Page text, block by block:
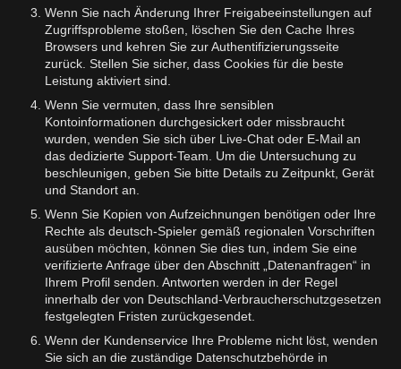
Wenn Sie nach Änderung Ihrer Freigabeeinstellungen auf
Zugriffsprobleme stoßen, löschen Sie den Cache Ihres
Browsers und kehren Sie zur Authentifizierungsseite
zurück. Stellen Sie sicher, dass Cookies für die beste
Leistung aktiviert sind.
Wenn Sie vermuten, dass Ihre sensiblen
Kontoinformationen durchgesickert oder missbraucht
wurden, wenden Sie sich über Live-Chat oder E-Mail an
das dedizierte Support-Team. Um die Untersuchung zu
beschleunigen, geben Sie bitte Details zu Zeitpunkt, Gerät
und Standort an.
Wenn Sie Kopien von Aufzeichnungen benötigen oder Ihre
Rechte als deutsch-Spieler gemäß regionalen Vorschriften
ausüben möchten, können Sie dies tun, indem Sie eine
verifizierte Anfrage über den Abschnitt „Datenanfragen“ in
Ihrem Profil senden. Antworten werden in der Regel
innerhalb der von Deutschland-Verbraucherschutzgesetzen
festgelegten Fristen zurückgesendet.
Wenn der Kundenservice Ihre Probleme nicht löst, wenden
Sie sich an die zuständige Datenschutzbehörde in